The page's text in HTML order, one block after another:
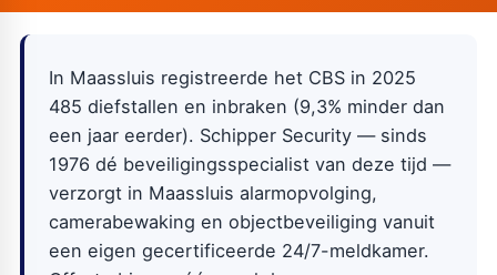
In Maassluis registreerde het CBS in 2025
485 diefstallen en inbraken (9,3% minder dan
een jaar eerder). Schipper Security — sinds
1976 dé beveiligingsspecialist van deze tijd —
verzorgt in Maassluis alarmopvolging,
camerabewaking en objectbeveiliging vanuit
een eigen gecertificeerde 24/7-meldkamer.